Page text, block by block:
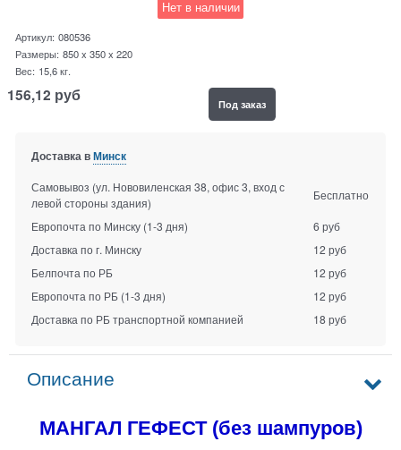
Нет в наличии
Артикул: 080536
Размеры: 850 x 350 x 220
Вес: 15,6кг.
156,12 руб Под заказ
Доставка вМинск
Самовывоз (ул. Нововиленская 38, офис 3, вход с
левой стороны здания)
Бесплатно
Европочта по Минску (1-3 дня)
6 руб
Доставка по г. Минску
12 руб
Белпочта по РБ
12 руб
Европочта по РБ (1-3 дня)
12 руб
Доставка по РБ транспортной компанией
18 руб
Описание
МАНГАЛ ГЕФЕСТ (без шампуров)